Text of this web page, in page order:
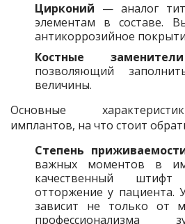
Цирконий — аналог
элементам в составе.
антикоррозийное
Костные заменители
позволяющий
величины.
Основные
имплантов, на что стоит
Степень
важных моментов в
качественный
отторжение у пациента.
зависит не только от
профессионализма